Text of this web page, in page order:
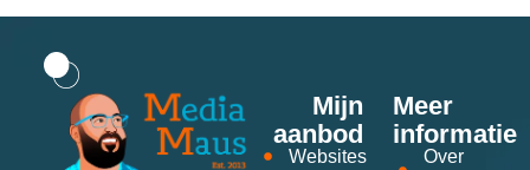
Mijn
aanbod
Websites
Meer
informatie
Over